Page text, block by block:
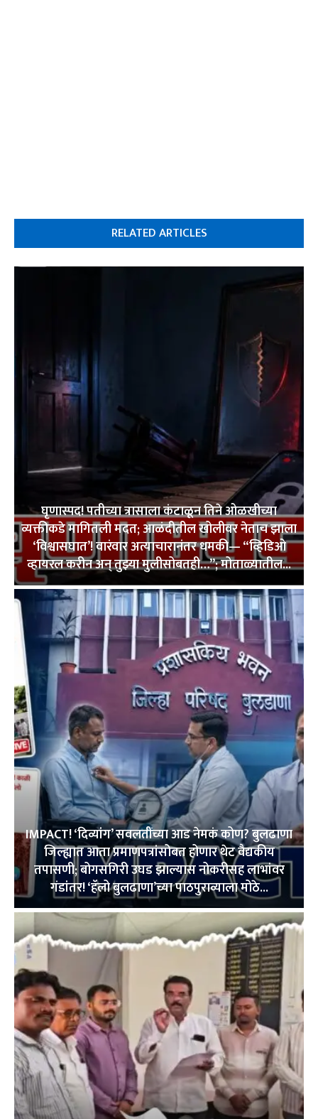
RELATED ARTICLES
घृणास्पद! पतीच्या त्रासाला कंटाळून तिने ओळखीच्या
व्यक्तीकडे मागितली मदत; आळंदीतील खोलीवर नेताच झाला
‘विश्वासघात’! वारंवार अत्याचारानंतर धमकी— “व्हिडिओ
व्हायरल करीन अन् तुझ्या मुलीसोबतही…”; मोताळ्यातील...
IMPACT! ‘दिव्यांग’ सवलतींच्या आड नेमकं कोण? बुलढाणा
जिल्ह्यात आता प्रमाणपत्रांसोबत होणार थेट वैद्यकीय
तपासणी; बोगसगिरी उघड झाल्यास नोकरीसह लाभांवर
गंडांतर! ‘हॅलो बुलढाणा’च्या पाठपुराव्याला मोठे...